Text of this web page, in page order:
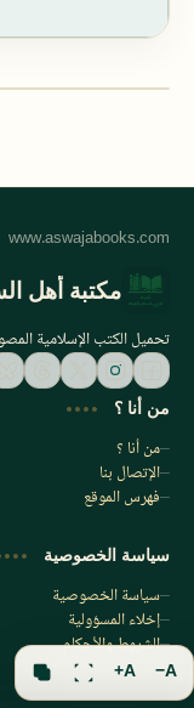
اشترك الآن
اشترك في قناتنا
مكتبة أهل
تحميل الكتب الإسلامية
من أنا ؟
من أنا ؟
الإتصال بنا
فهرس الموقع
سياسة الخصوصية
سياسة الخصوصية
إخلاء المسؤولية
الشروط والأحكام
فهرس الموقعA−
A+